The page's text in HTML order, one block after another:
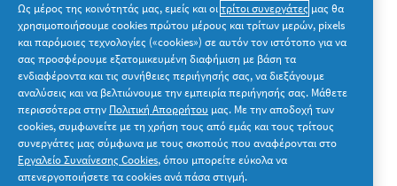
Numberly ουδεμία ευθύνη φέρουν έναντι των
Συμμετεχόντων. Σε περίπτωση ανάκλησης,
ματαίωσης, διακοπής, παράτασης, χρονικής
μετάθεσης κ.λπ. του Διαγωνισμού, οι
Συμμετέχοντες δεν αποκτούν οποιοδήποτε
δικαίωμα κατά της Διοργανώτριας και της
Numberly ούτε νομιμοποιούνται ή δικαιούνται να
Ως μέρος της κοινότητάς μας, εμείς και οιτρίτοι συνεργάτες μας θα
χρησιμοποιήσουμε cookies πρώτου μέρους και τρίτων μερών, pixels
και παρόμοιες τεχνολογίες («cookies») σε αυτόν τον ιστότοπο για να
σας προσφέρουμε εξατομικευμένη διαφήμιση με βάση τα
ενδιαφέροντα και τις συνήθειες περιήγησής σας, να διεξάγουμε
αναλύσεις και να βελτιώνουμε την εμπειρία περιήγησής σας. Μάθετε
περισσότερα στην Πολιτική Απορρήτου μας. Με την αποδοχή των
cookies, συμφωνείτε με τη χρήση τους από εμάς και τους τρίτους
συνεργάτες μας σύμφωνα με τους σκοπούς που αναφέρονται στο
Εργαλείο Συναίνεσης Cookies, όπου μπορείτε εύκολα να
απενεργοποιήσετε τα cookies ανά πάσα στιγμή.